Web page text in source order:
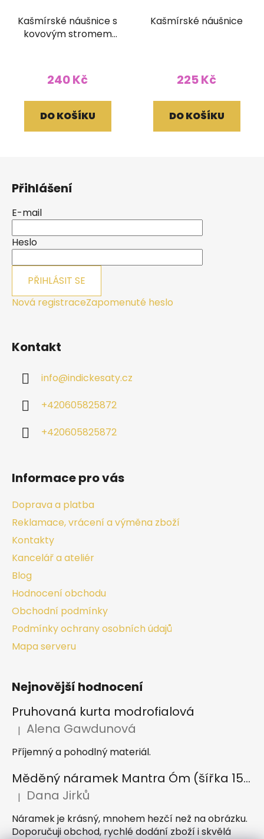
Kašmírské náušnice s
kovovým stromem
240 Kč
DO KOŠÍKU
Kašmírské náušnice
225 Kč
DO KOŠÍKU
Přihlášení
E-mail
Heslo
PŘIHLÁSIT SE
Nová registraceZapomenuté heslo
Kontakt
info@indickesaty.cz
+420605825872
+420605825872
Informace pro vás
Doprava a platba
Reklamace, vrácení a výměna zboží
Kontakty
Kancelář a ateliér
Blog
Hodnocení obchodu
Obchodní podmínky
Podmínky ochrany osobních údajů
Mapa serveru
Nejnovější hodnocení
Pruhovaná kurta modrofialová
Hodnocení produktu je 5 z 5 hvězdiček.
| Alena Gawdunová
Příjemný a pohodlný materiál.
Měděný náramek Mantra Óm (šířka 15 mm)
Hodnocení produktu je 5 z 5 hvězdiček.
| Dana Jirků
Náramek je krásný, mnohem hezčí než na obrázku.
Doporučuji obchod, rychlé dodání zboží i skvělá